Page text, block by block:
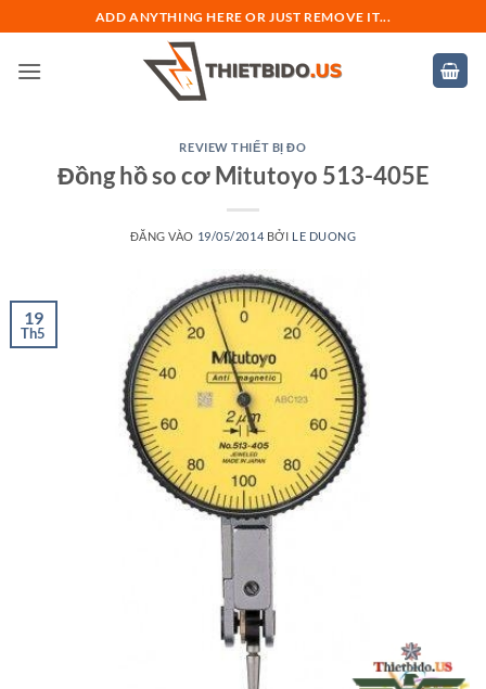
qua
nội
ADD ANYTHING HERE OR JUST REMOVE IT...
REVIEW THIẾT BỊ ĐO
Đồng hồ so cơ Mitutoyo 513-405E
ĐĂNG VÀO 19/05/2014 BỞI LE DUONG
19
Th5